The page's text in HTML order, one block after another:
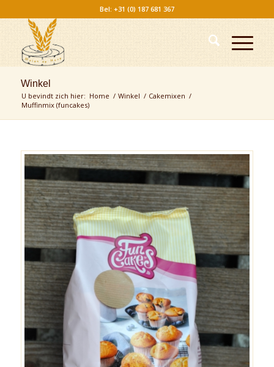
Bel: +31 (0) 187 681 367
Winkel
U bevindt zich hier: Home / Winkel / Cakemixen /
Muffinmix (funcakes)